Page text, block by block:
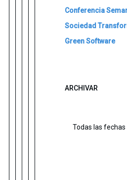
Conferencia
Sociedad
Green Software
ARCHIVAR